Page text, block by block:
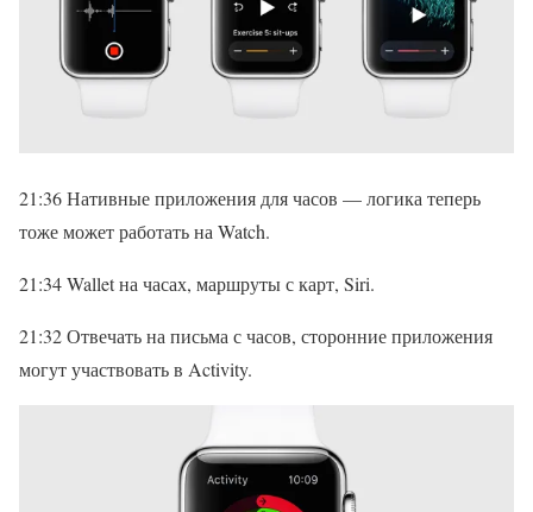
21:36 Нативные приложения для часов — логика теперь
тоже может работать на Watch.
21:34 Wallet на часах, маршруты с карт, Siri.
21:32 Отвечать на письма с часов, сторонние приложения
могут участвовать в Activity.